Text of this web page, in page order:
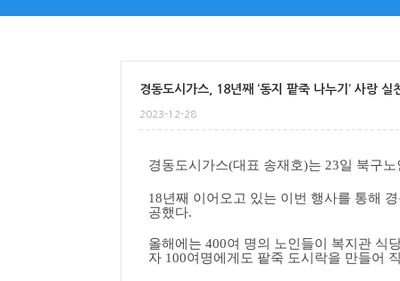
경동도시가스, 18년째 ‘동지 팥죽 나누기’ 사랑 실
2023-12-28
경동도시가스(대표 송재호)는 23일 북구
18년째 이어오고 있는 이번 행사를 통해
공했다.
올해에는 400여 명의 노인들이 복지관 식
자 100여명에게도 팥죽 도시락을 만들어